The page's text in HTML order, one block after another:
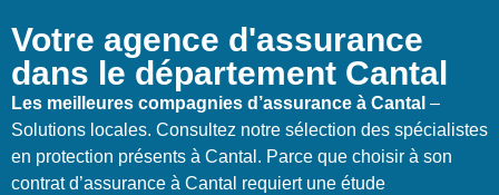
Votre agence d'assurance
dans le département Cantal
Les meilleures compagnies d’assurance à Cantal –
Solutions locales. Consultez notre sélection des spécialistes
en protection présents à Cantal. Parce que choisir à son
contrat d’assurance à Cantal requiert une étude